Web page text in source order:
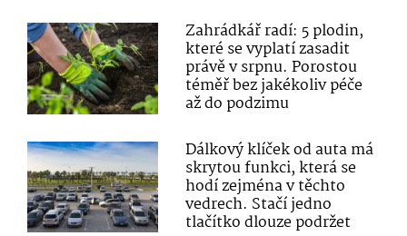
Zahrádkář radí: 5 plodin,
které se vyplatí zasadit
právě v srpnu. Porostou
téměř bez jakékoliv péče
až do podzimu
Dálkový klíček od auta má
skrytou funkci, která se
hodí zejména v těchto
vedrech. Stačí jedno
tlačítko dlouze podržet